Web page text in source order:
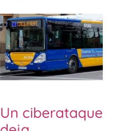
Un ciberataque